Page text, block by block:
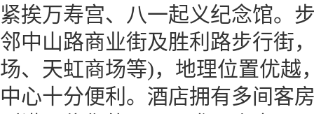
紧挨万寿宫、八一起义纪念馆。
邻中山路商业街及胜利路步行街
场、天虹商场等)，地理位置优越
中心十分便利。酒店拥有多间客